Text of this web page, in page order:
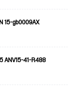
15-gb0009AX
ANV15-41-R488